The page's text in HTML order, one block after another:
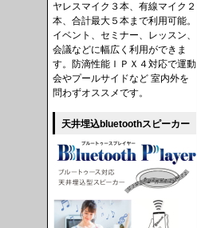
ヤレスマイク３本、有線マイク２
本、合計最大５本まで利用可能。
イベント、セミナー、レッスン、
会議などに幅広く利用ができま
す。防滴性能ＩＰＸ４対応で運動
会やプールサイドなど 室内外を
問わずオススメです。
天井埋込bluetoothスピーカー